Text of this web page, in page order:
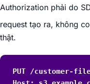
Authorization phải do
request tạo ra, không
thật.
PUT /customer-